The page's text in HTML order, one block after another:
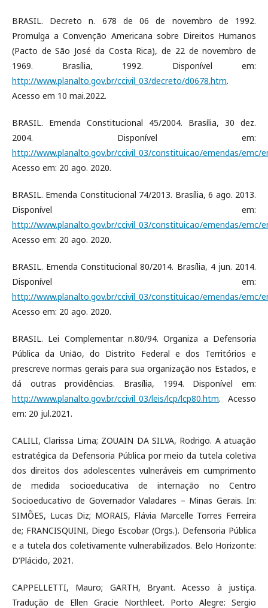
BRASIL. Decreto n. 678 de 06 de novembro de 1992.
Promulga a Convenção Americana sobre Direitos Humanos
(Pacto de São José da Costa Rica), de 22 de novembro de
1969. Brasília, 1992. Disponível em:
http://www.planalto.gov.br/ccivil_03/decreto/d0678.htm.
Acesso em 10 mai.2022.
BRASIL. Emenda Constitucional 45/2004. Brasília, 30 dez.
2004. Disponível em:
http://www.planalto.gov.br/ccivil_03/constituicao/emendas/emc/
Acesso em: 20 ago. 2020.
BRASIL. Emenda Constitucional 74/2013. Brasília, 6 ago. 2013.
Disponível em:
http://www.planalto.gov.br/ccivil_03/constituicao/emendas/emc/
Acesso em: 20 ago. 2020.
BRASIL. Emenda Constitucional 80/2014. Brasília, 4 jun. 2014.
Disponível em:
http://www.planalto.gov.br/ccivil_03/constituicao/emendas/emc/
Acesso em: 20 ago. 2020.
BRASIL. Lei Complementar n.80/94. Organiza a Defensoria
Pública da União, do Distrito Federal e dos Territórios e
prescreve normas gerais para sua organização nos Estados, e
dá outras providências. Brasília, 1994. Disponível em:
http://www.planalto.gov.br/ccivil_03/leis/lcp/lcp80.htm. Acesso
em: 20 jul.2021.
CALILI, Clarissa Lima; ZOUAIN DA SILVA, Rodrigo. A atuação
estratégica da Defensoria Pública por meio da tutela coletiva
dos direitos dos adolescentes vulneráveis em cumprimento
de medida socioeducativa de internação no Centro
Socioeducativo de Governador Valadares – Minas Gerais. In:
SIMÕES, Lucas Diz; MORAIS, Flávia Marcelle Torres Ferreira
de; FRANCISQUINI, Diego Escobar (Orgs.). Defensoria Pública
e a tutela dos coletivamente vulnerabilizados. Belo Horizonte:
D’Plácido, 2021.
CAPPELLETTI, Mauro; GARTH, Bryant. Acesso à justiça.
Tradução de Ellen Gracie Northleet. Porto Alegre: Sergio